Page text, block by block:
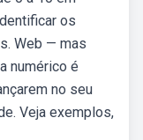
os
Web — mas
numérico é
no seu
Veja exemplos,